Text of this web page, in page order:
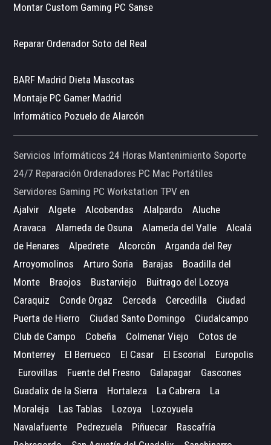
Montar Custom Gaming PC Sanse
Reparar Ordenador Soto del Real
BARF Madrid Dieta Mascotas
Montaje PC Gamer Madrid
Informático Pozuelo de Alarcón
Servicios Informáticos 24 Horas Mantenimiento Soporte
24/7 Reparación Ordenadores PC Mac Portátiles
Servidores Gaming PC Workstation TPV en
Ajalvir
Algete Alcobendas Alalpardo
Aluche
Aravaca
Alameda de Osuna Alameda del Valle
Alcalá
de Henares
Alpedrete Alcorcón
Arganda del Rey
Arroyomolinos
Arturo Soria Barajas
Boadilla del
Monte
Braojos Bustarviejo
Buitrago del Lozoya
Caraquiz
Conde Orgaz Cerceda Cercedilla
Ciudad
Puerta de Hierro
Ciudad Santo Domingo
Ciudalcampo
Club de Campo
Cobeña Colmenar Viejo
Cotos de
Monterrey
El Berrueco El Casar El Escorial
Europolis
Eurovillas
Fuente del Fresno Galapagar
Gascones
Guadalix de la Sierra
Hortaleza La Cabrera
La
Moraleja
Las Tablas Lozoya
Lozoyuela
Navalafuente
Pedrezuela Piñuecar
Rascafría